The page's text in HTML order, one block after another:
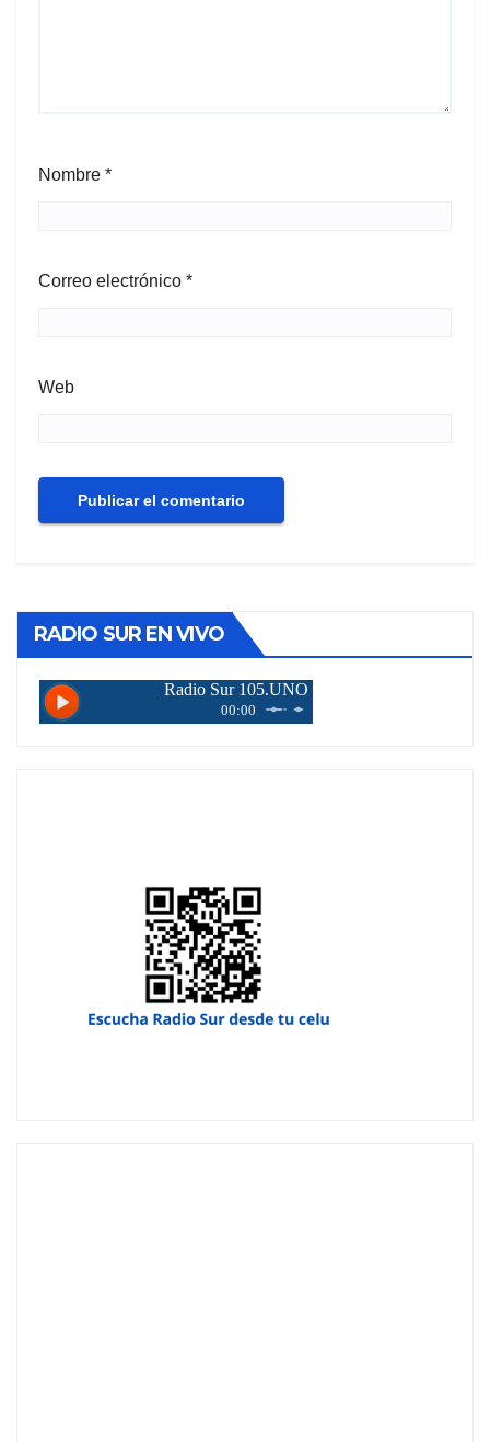
Nombre *
Correo electrónico *
Web
RADIO SUR EN VIVO